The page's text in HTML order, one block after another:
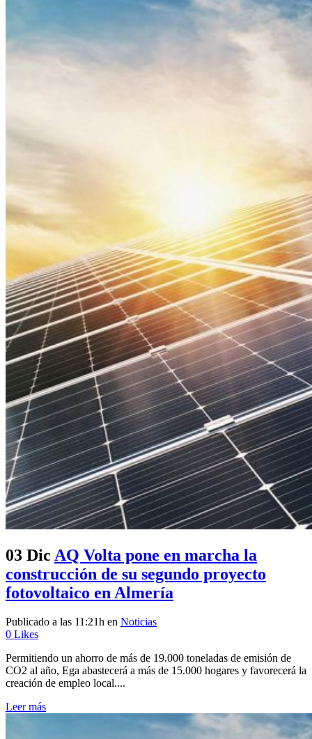
03 Dic AQ Volta pone en marcha la
construcción de su segundo proyecto
fotovoltaico en Almería
Publicado a las 11:21h en Noticias
0 Likes
Permitiendo un ahorro de más de 19.000 toneladas de emisión de
CO2 al año, Ega abastecerá a más de 15.000 hogares y favorecerá la
creación de empleo local....
Leer más